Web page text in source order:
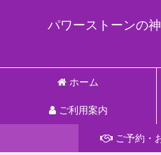
パワーストーンの
ホーム
ご利用案内
ご予約・